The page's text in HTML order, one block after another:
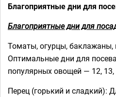
Благоприятные дни для
Благоприятные дни для
Томаты, огурцы, баклажаны,
Оптимальные дни для
популярных овощей — 12, 13,
Перец (горький и сладкий):